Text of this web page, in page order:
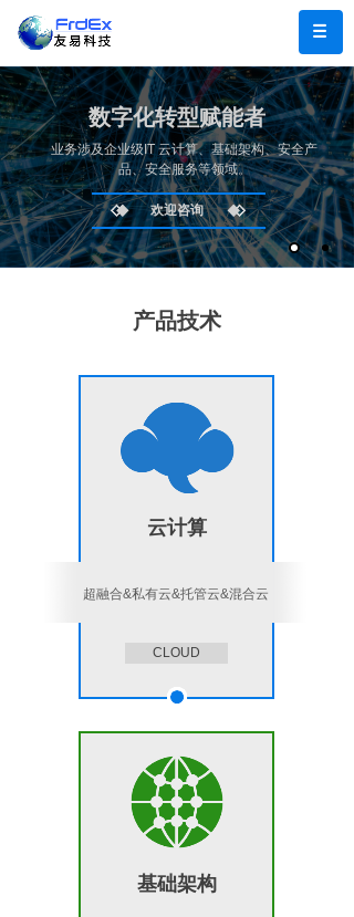
数字化转型赋能者
业务涉及企业级IT 云计算、基础架构、安全产
品、安全服务等领域。
欢迎咨询
产品技术
云计算
超融合&私有云&托管云&混合云
CLOUD
基础架构